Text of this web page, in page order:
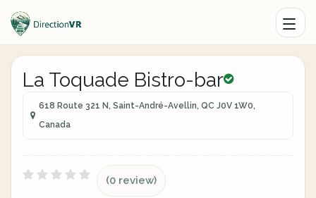
La Toquade Bistro-bar
618 Route 321 N, Saint-André-Avellin, QC J0V 1W0,
Canada
(0 review)